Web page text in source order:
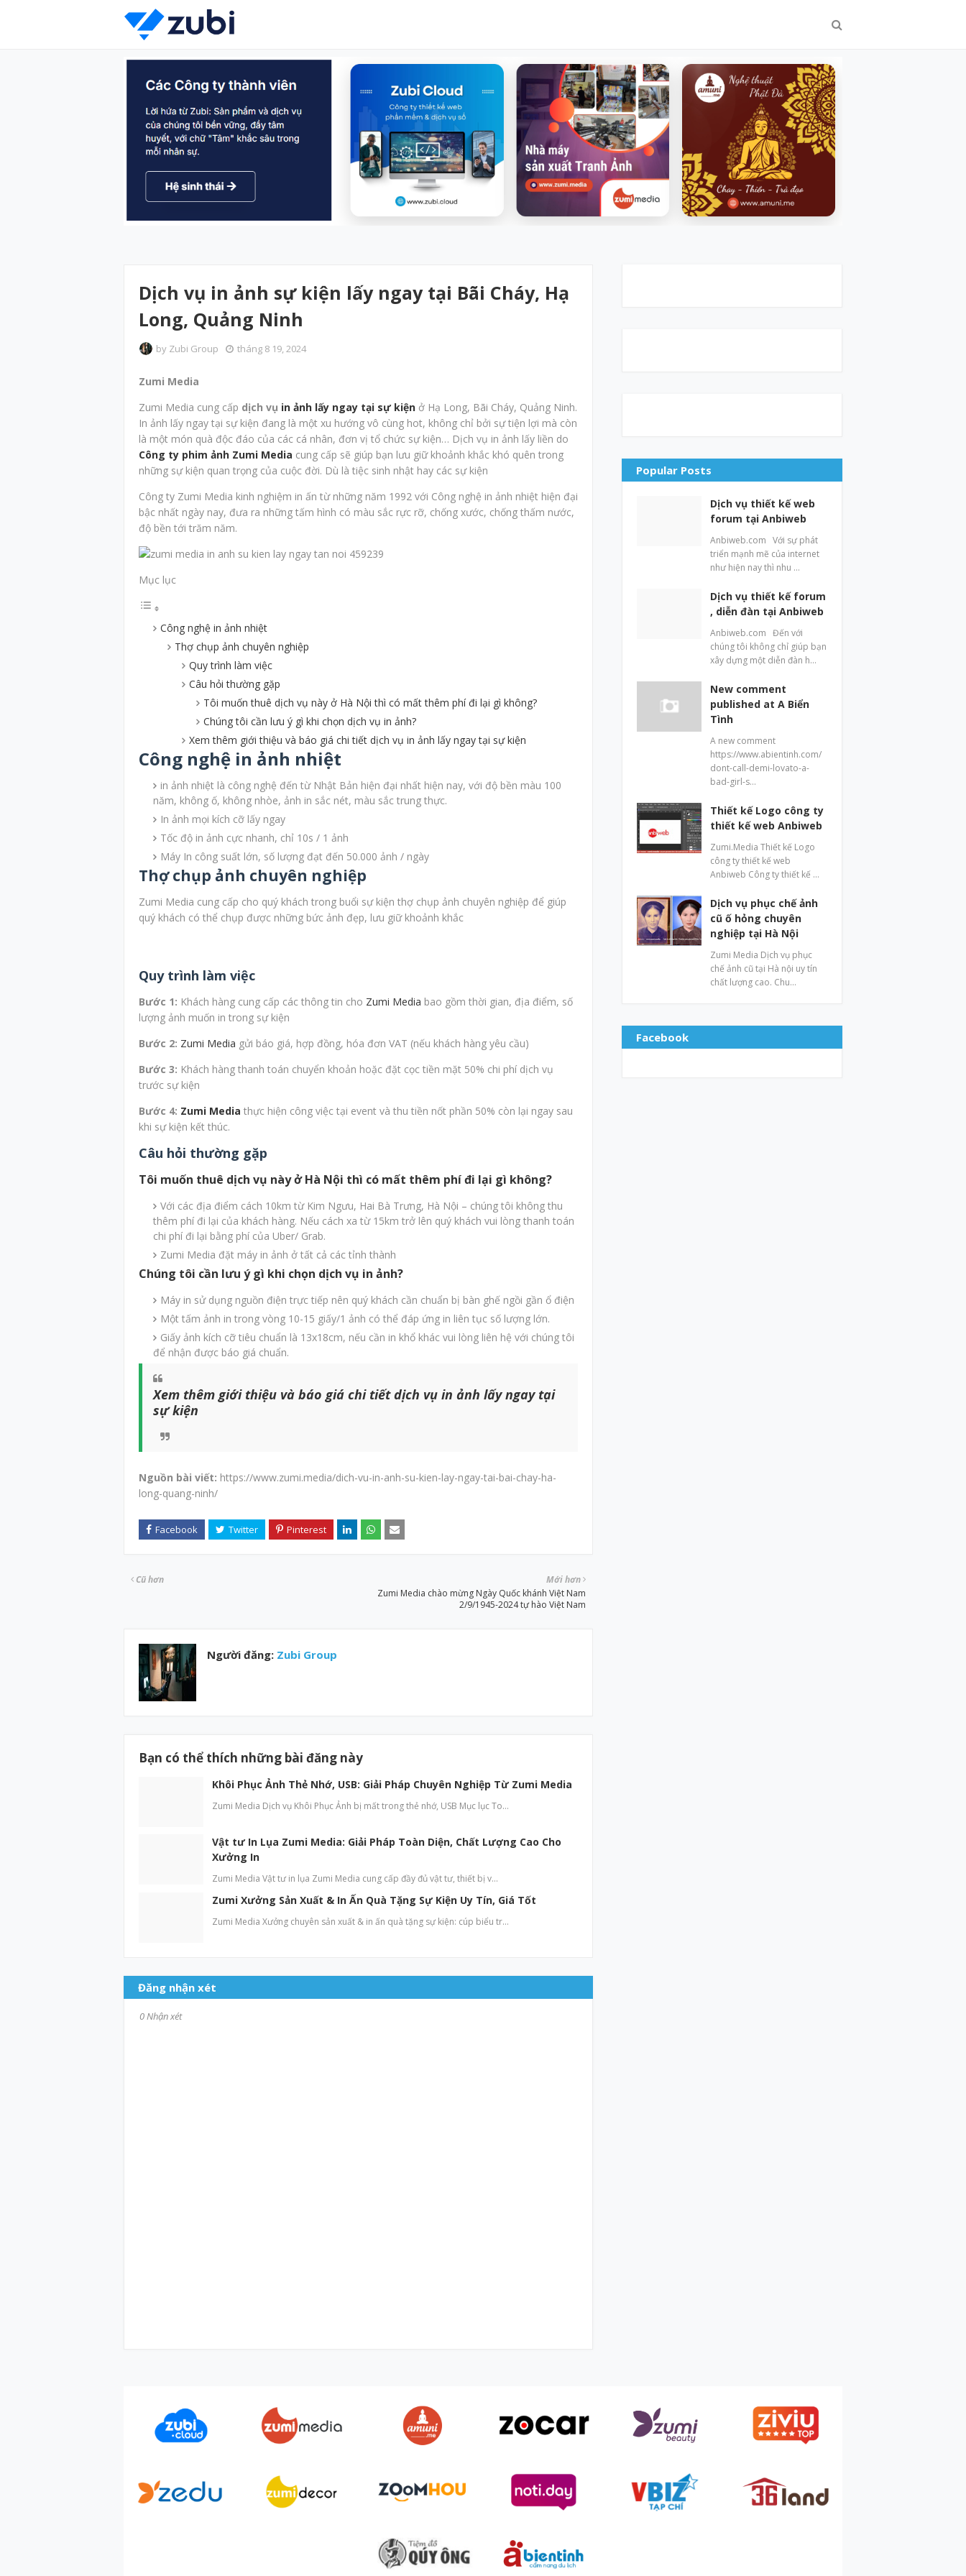
Dịch vụ in ảnh sự kiện lấy ngay tại Bãi Cháy, Hạ
Long, Quảng Ninh
by Zubi Group tháng 8 19, 2024
Zumi Media
Zumi Media cung cấp dịch vụ in ảnh lấy ngay tại sự kiện ở Hạ Long, Bãi Cháy, Quảng Ninh.
In ảnh lấy ngay tại sự kiện đang là một xu hướng vô cùng hot, không chỉ bởi sự tiện lợi mà còn
là một món quà độc đáo của các cá nhân, đơn vị tổ chức sự kiện… Dịch vụ in ảnh lấy liền do
Công ty phim ảnh Zumi Media cung cấp sẽ giúp bạn lưu giữ khoảnh khắc khó quên trong
những sự kiện quan trọng của cuộc đời. Dù là tiệc sinh nhật hay các sự kiện
Công ty Zumi Media kinh nghiệm in ấn từ những năm 1992 với Công nghệ in ảnh nhiệt hiện đại
bậc nhất ngày nay, đưa ra những tấm hình có màu sắc rực rỡ, chống xước, chống thấm nước,
độ bền tới trăm năm.
Mục lục
Công nghệ in ảnh nhiệt
Thợ chụp ảnh chuyên nghiệp
Quy trình làm việc
Câu hỏi thường gặp
Tôi muốn thuê dịch vụ này ở Hà Nội thì có mất thêm phí đi lại gì không?
Chúng tôi cần lưu ý gì khi chọn dịch vụ in ảnh?
Xem thêm giới thiệu và báo giá chi tiết dịch vụ in ảnh lấy ngay tại sự kiện
Công nghệ in ảnh nhiệt
in ảnh nhiệt là công nghệ đến từ Nhật Bản hiện đại nhất hiện nay, với độ bền màu 100
năm, không ố, không nhòe, ảnh in sắc nét, màu sắc trung thực.
In ảnh mọi kích cỡ lấy ngay
Tốc độ in ảnh cực nhanh, chỉ 10s / 1 ảnh
Máy In công suất lớn, số lượng đạt đến 50.000 ảnh / ngày
Thợ chụp ảnh chuyên nghiệp
Zumi Media cung cấp cho quý khách trong buổi sự kiện thợ chụp ảnh chuyên nghiệp để giúp
quý khách có thể chụp được những bức ảnh đẹp, lưu giữ khoảnh khắc
Quy trình làm việc
Bước 1: Khách hàng cung cấp các thông tin cho Zumi Media bao gồm thời gian, địa điểm, số
lượng ảnh muốn in trong sự kiện
Bước 2: Zumi Media gửi báo giá, hợp đồng, hóa đơn VAT (nếu khách hàng yêu cầu)
Bước 3: Khách hàng thanh toán chuyển khoản hoặc đặt cọc tiền mặt 50% chi phí dịch vụ
trước sự kiện
Bước 4: Zumi Media thực hiện công việc tại event và thu tiền nốt phần 50% còn lại ngay sau
khi sự kiện kết thúc.
Câu hỏi thường gặp
Tôi muốn thuê dịch vụ này ở Hà Nội thì có mất thêm phí đi lại gì không?
Với các địa điểm cách 10km từ Kim Ngưu, Hai Bà Trưng, Hà Nội – chúng tôi không thu
thêm phí đi lại của khách hàng. Nếu cách xa từ 15km trở lên quý khách vui lòng thanh toán
chi phí đi lại bằng phí của Uber/ Grab.
Zumi Media đặt máy in ảnh ở tất cả các tỉnh thành
Chúng tôi cần lưu ý gì khi chọn dịch vụ in ảnh?
Máy in sử dụng nguồn điện trực tiếp nên quý khách cần chuẩn bị bàn ghế ngồi gần ổ điện
Một tấm ảnh in trong vòng 10-15 giấy/1 ảnh có thể đáp ứng in liên tục số lượng lớn.
Giấy ảnh kích cỡ tiêu chuẩn là 13x18cm, nếu cần in khổ khác vui lòng liên hệ với chúng tôi
để nhận được báo giá chuẩn.
Xem thêm giới thiệu và báo giá chi tiết dịch vụ in ảnh lấy ngay tại
sự kiện
Nguồn bài viết: https://www.zumi.media/dich-vu-in-anh-su-kien-lay-ngay-tai-bai-chay-ha-
long-quang-ninh/
Mới hơn
Zumi Media chào mừng Ngày Quốc khánh Việt Nam
2/9/1945-2024 tự hào Việt Nam
Cũ hơn
Người đăng: Zubi Group
Bạn có thể thích những bài đăng này
Khôi Phục Ảnh Thẻ Nhớ, USB: Giải Pháp Chuyên Nghiệp Từ Zumi Media
Zumi Media Dịch vụ Khôi Phục Ảnh bị mất trong thẻ nhớ, USB Mục lục To…
Vật tư In Lụa Zumi Media: Giải Pháp Toàn Diện, Chất Lượng Cao Cho
Xưởng In
Zumi Media Vật tư in lụa Zumi Media cung cấp đầy đủ vật tư, thiết bị v…
Zumi Xưởng Sản Xuất & In Ấn Quà Tặng Sự Kiện Uy Tín, Giá Tốt
Zumi Media Xưởng chuyên sản xuất & in ấn quà tặng sự kiện: cúp biểu tr…
Đăng nhận xét
0 Nhận xét
Popular Posts
Dịch vụ thiết kế web
forum tại Anbiweb
Anbiweb.com Với sự phát
triển mạnh mẽ của internet
như hiện nay thì nhu …
Dịch vụ thiết kế forum
, diễn đàn tại Anbiweb
Anbiweb.com Đến với
chúng tôi không chỉ giúp bạn
xây dựng một diễn đàn h…
New comment
published at A Biển
Tình
A new comment
https://www.abientinh.com/
dont-call-demi-lovato-a-
bad-girl-s…
Thiết kế Logo công ty
thiết kế web Anbiweb
Zumi.Media Thiết kế Logo
công ty thiết kế web
Anbiweb Công ty thiết kế …
Dịch vụ phục chế ảnh
cũ ố hỏng chuyên
nghiệp tại Hà Nội
Zumi Media Dịch vụ phục
chế ảnh cũ tại Hà nội uy tín
chất lượng cao. Chu…
Facebook